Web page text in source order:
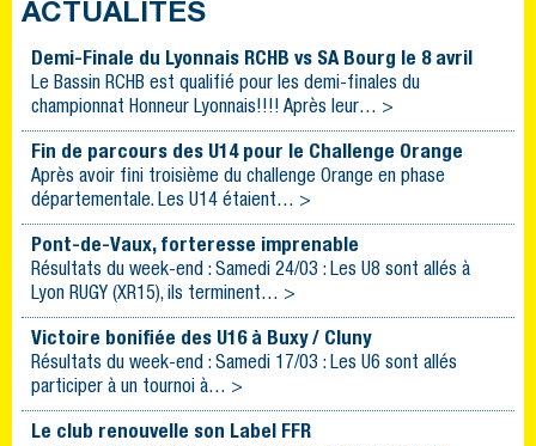
ACTUALITÉS
Demi-Finale du Lyonnais RCHB vs SA Bourg le 8 avril
Le Bassin RCHB est qualifié pour les demi-finales du
championnat Honneur Lyonnais!!!! Après leur… >
Fin de parcours des U14 pour le Challenge Orange
Après avoir fini troisième du challenge Orange en phase
départementale. Les U14 étaient… >
Pont-de-Vaux, forteresse imprenable
Résultats du week-end : Samedi 24/03 : Les U8 sont allés à
Lyon RUGY (XR15), ils terminent… >
Victoire bonifiée des U16 à Buxy / Cluny
Résultats du week-end : Samedi 17/03 : Les U6 sont allés
participer à un tournoi à… >
Le club renouvelle son Label FFR